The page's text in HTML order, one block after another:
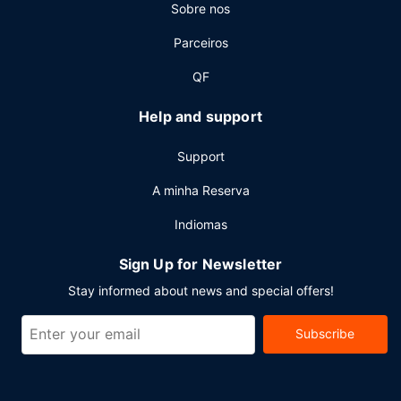
mediante uma sobretaxa.
As principais comodidades incluem um business center,
em Wanning? Este hotel dispõe de uma zona para
conferências e de salas de reuniões, com uma área total
aeroporto é grátis (disponível 24 horas).
Sobre nos
Parceiros
QF
Help and support
Support
A minha Reserva
Indiomas
Sign Up for Newsletter
Stay informed about news and special offers!
Subscribe